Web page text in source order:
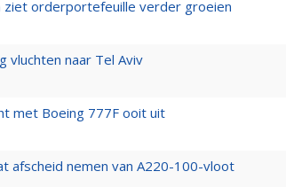
orderportefeuille verder groeien
vluchten naar Tel Aviv
met Boeing 777F ooit uit
afscheid nemen van A220-100-vloot